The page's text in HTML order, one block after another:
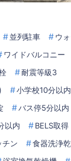
並列駐車
ウ
ワイドバルコニー
耐震等級3
小学校10分以内
バス停5分以内
以内
BELS取得
チン 食器洗浄